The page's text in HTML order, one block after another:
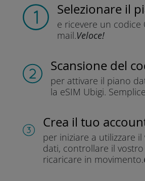
Selezionare il
e ricevere un codice
mail.Veloce!
Scansione del
per attivare il piano
la eSIM Ubigi.
Crea il tuo
per iniziare a utilizzare
dati, controllare il
ricaricare in movimento.